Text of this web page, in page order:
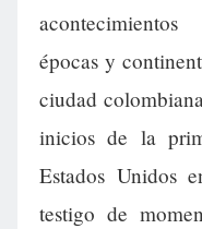
épocas y
ciudad
inicios de la
Estados Unidos
testigo de